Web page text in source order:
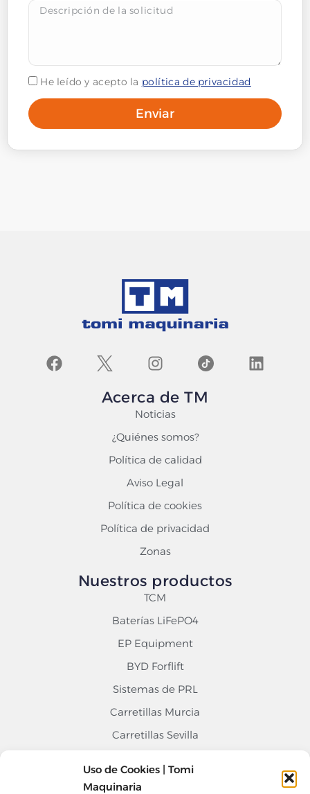
Uso de Cookies | Tomi
Maquinaria
He leído y acepto la política de privacidad
Enviar
Acerca de TM
Noticias
¿Quiénes somos?
Política de calidad
Aviso Legal
Política de cookies
Política de privacidad
Zonas
Nuestros productos
TCM
Baterías LiFePO4
EP Equipment
BYD Forflift
Sistemas de PRL
Carretillas Murcia
Carretillas Sevilla
Contacto